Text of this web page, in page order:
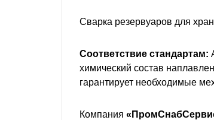
Сварка резервуаров для
Соответствие стандартам:
химический состав
гарантирует необходимые
Компания